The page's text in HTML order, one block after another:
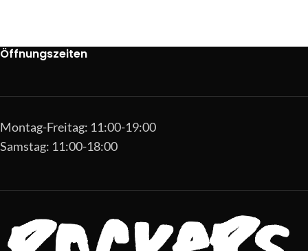
Öffnungszeiten
Montag-Freitag: 11:00-19:00
Samstag: 11:00-18:00